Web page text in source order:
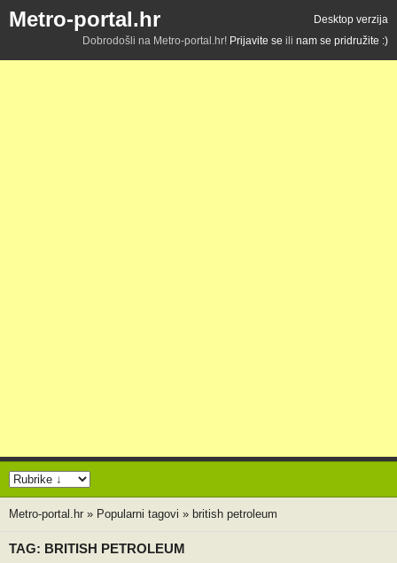
Metro-portal.hr
Desktop verzija
Dobrodošli na Metro-portal.hr! Prijavite se ili nam se pridružite :)
Metro-portal.hr » Popularni tagovi » british petroleum
TAG: BRITISH PETROLEUM